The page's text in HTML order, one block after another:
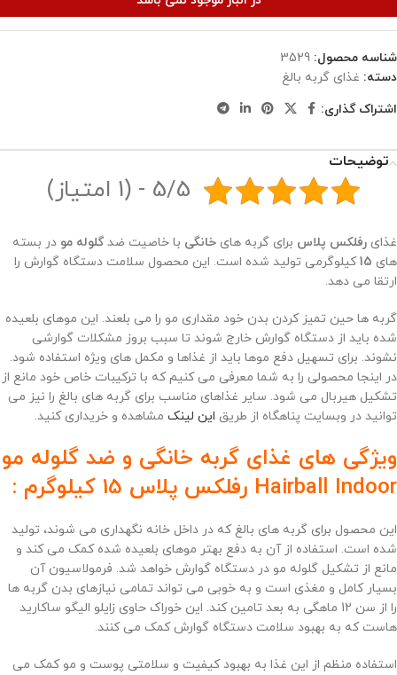
شناسه محصول: 3529
دسته: غذای گربه بالغ
اشتراک گذاری:
توضیحات
5/5 - (1 امتیاز)
غذای رفلکس پلاس برای گربه های خانگی با خاصیت ضدگلوله مو در بسته
های 15کیلوگرمی تولید شده است. این محصول سلامت دستگاه گوارش را
ارتقا می دهد.
گربه ها حین تمیز کردن بدن خود مقداری مو را می بلعند. این موهای بلعیده
شده باید از دستگاه گوارش خارج شوند تا سبب بروز مشکلات گوارشی
نشوند. برای تسهیل دفع موها باید از غذاها و مکمل های ویژه استفاده شود.
در اینجا محصولی را به شما معرفی می کنیم که با ترکیبات خاص خود مانع از
تشکیل هیربال می شود. سایر غذاهای مناسب برای گربه های بالغ را نیز می
توانید در وبسایت پناهگاه از طریق این لینک مشاهده و خریداری کنید.
ویژگی های غذای گربه خانگی و ضد گلوله مو
Hairball Indoor رفلکس پلاس 15 کیلوگرم :
این محصول برای گربه های بالغ که در داخل خانه نگهداری می شوند، تولید
شده است. استفاده از آن به دفع بهتر موهای بلعیده شده کمک می کند و
مانع از تشکیل گلوله مو در دستگاه گوارش خواهد شد. فرمولاسیون آن
بسیار کامل و مغذی است و به خوبی می تواند تمامی نیازهای بدن گربه ها
را از سن 12 ماهگی به بعد تامین کند. این خوراک حاوی زایلو الیگو ساکارید
هاست که به بهبود سلامت دستگاه گوارش کمک می کنند.
استفاده منظم از این غذا به بهبود کیفیت و سلامتی پوست و مو کمک می